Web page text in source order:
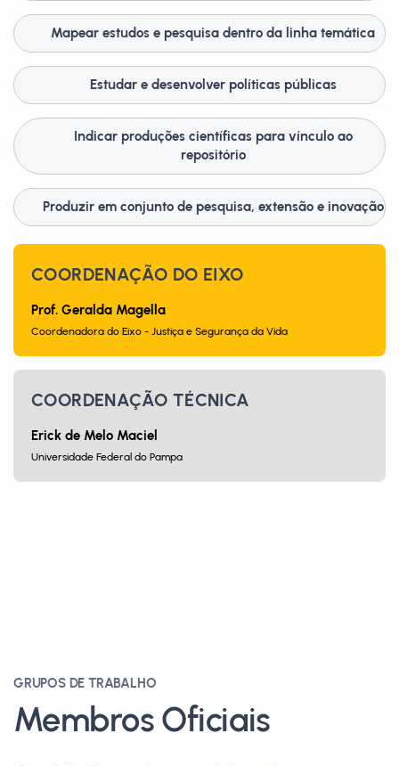
Mapear estudos e pesquisa dentro da linha temática
Estudar e desenvolver políticas públicas
Indicar produções científicas para vínculo ao
repositório
Produzir em conjunto de pesquisa, extensão e inovação
COORDENAÇÃO DO EIXO
Prof. Geralda Magella
Coordenadora do Eixo - Justiça e Segurança da Vida
COORDENAÇÃO TÉCNICA
Erick de Melo Maciel
Universidade Federal do Pampa
GRUPOS DE TRABALHO
Membros Oficiais